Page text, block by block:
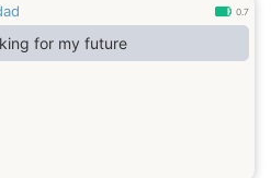
0.7
for my future